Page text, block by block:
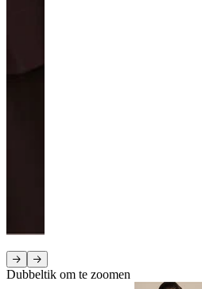
Dubbeltik om te zoomen